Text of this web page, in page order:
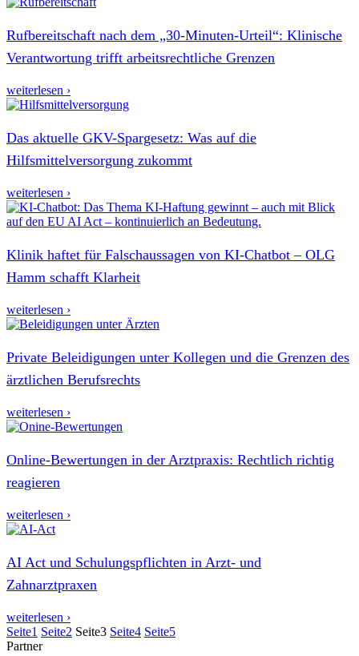
Rufbereitschaft nach dem „30‑Minuten-Urteil“: Klinische
Verantwortung trifft arbeitsrechtliche Grenzen
weiterlesen ›
Das aktuelle GKV-Spargesetz: Was auf die
Hilfsmittelversorgung zukommt
weiterlesen ›
Klinik haftet für Falschaussagen von KI-Chatbot – OLG
Hamm schafft Klarheit
weiterlesen ›
Private Beleidigungen unter Kollegen und die Grenzen des
ärztlichen Berufsrechts
weiterlesen ›
Online-Bewertungen in der Arztpraxis: Rechtlich richtig
reagieren
weiterlesen ›
AI Act und Schulungspflichten in Arzt- und
Zahnarztpraxen
weiterlesen ›
Seite1 Seite2 Seite3 Seite4 Seite5
Partner